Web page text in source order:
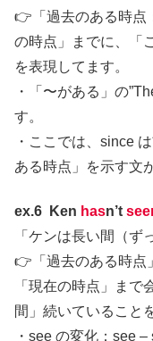
👉「過去のある時点
の時点」までに、「
を表現してます。
・「〜がある」の
す。
・ここでは、since
ある時点」を示す文
ex.6 Ken hasn’t
「ケンは長い間（ず
👉「過去のある時点
「現在の時点」まで
間」続いていること
・see の変化：see